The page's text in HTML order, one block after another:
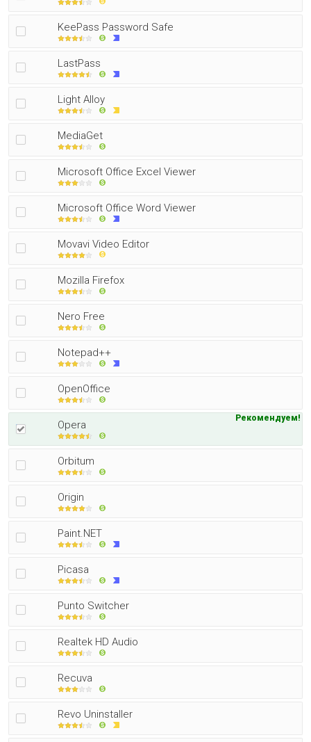
KeePass Password Safe
LastPass
Light Alloy
MediaGet
Microsoft Office Excel Viewer
Microsoft Office Word Viewer
Movavi Video Editor
Mozilla Firefox
Nero Free
Notepad++
OpenOffice
Opera
Рекомендуем!
Orbitum
Origin
Paint.NET
Picasa
Punto Switcher
Realtek HD Audio
Recuva
Revo Uninstaller